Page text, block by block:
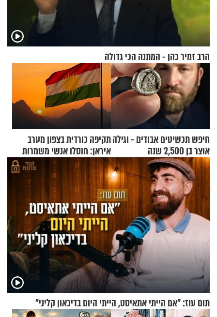
הרב זמיר כהן - המתנה הכי גדולה
חיפש תכשיטים אבודים - וגילה
אוצר בן 2,500 שנה
תקיפה כורדית בצפון מערב
איראן: חוסלו אנשי משמרות
המהפכה
תום עוז: "אם הייתי אתאיסט, הייתי היום בדיכאון קליני"